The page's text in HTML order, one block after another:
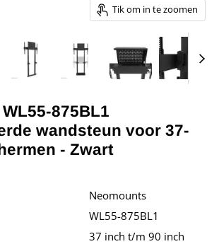
Tik om in te zoomen
875BL1
wandsteun voor 37-
- Zwart
Neomounts
WL55-875BL1
37 inch t/m 90 inch